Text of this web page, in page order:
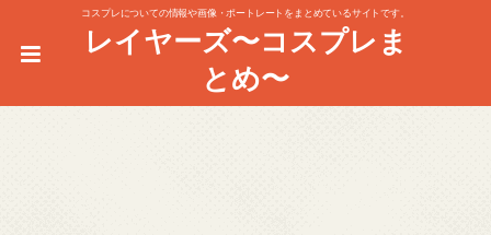
コスプレについての情報や画像・ポートレートをまとめているサイトです。
レイヤーズ〜コスプレま
とめ〜